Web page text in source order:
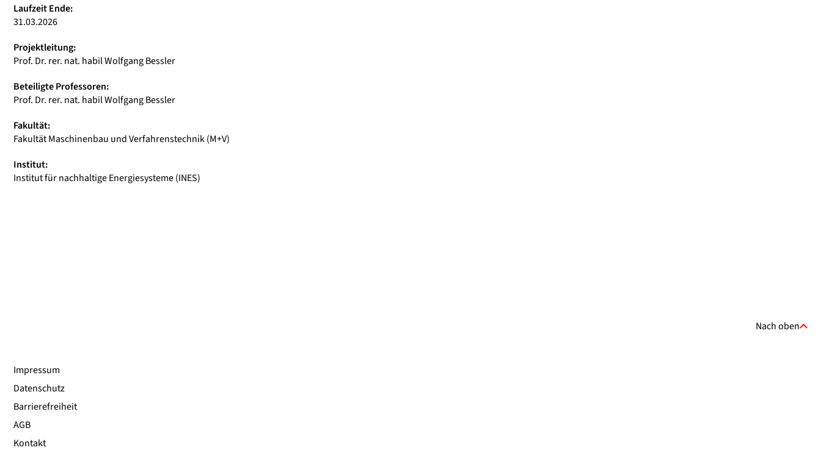
Laufzeit Ende:
31.03.2026
Projektleitung:
Prof. Dr. rer. nat. habil Wolfgang Bessler
Beteiligte Professoren:
Prof. Dr. rer. nat. habil Wolfgang Bessler
Fakultät:
Fakultät Maschinenbau und Verfahrenstechnik (M+V)
Institut:
Institut für nachhaltige Energiesysteme (INES)
Nach oben
Impressum
Datenschutz
Barrierefreiheit
AGB
Kontakt